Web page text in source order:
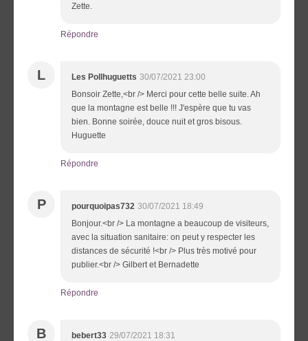
Zette.
Répondre
L Les Pollhuguetts 30/07/2021 23:00
Bonsoir Zette,<br /> Merci pour cette belle suite. Ah
que la montagne est belle !!! J'espère que tu vas
bien. Bonne soirée, douce nuit et gros bisous.
Huguette
Répondre
P pourquoipas732 30/07/2021 18:49
Bonjour.<br /> La montagne a beaucoup de visiteurs,
avec la situation sanitaire: on peut y respecter les
distances de sécurité !<br /> Plus très motivé pour
publier.<br /> Gilbert et Bernadette
Répondre
B bebert33 29/07/2021 18:31